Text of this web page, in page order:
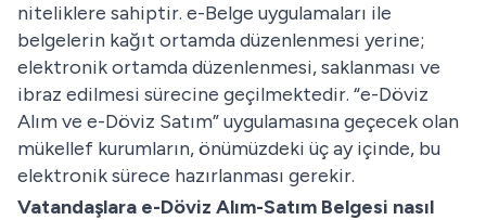
niteliklere sahiptir. e-Belge uygulamaları ile
belgelerin kağıt ortamda düzenlenmesi yerine;
elektronik ortamda düzenlenmesi, saklanması ve
ibraz edilmesi sürecine geçilmektedir. “e-Döviz
Alım ve e-Döviz Satım” uygulamasına geçecek olan
mükellef kurumların, önümüzdeki üç ay içinde, bu
elektronik sürece hazırlanması gerekir.
Vatandaşlara e-Döviz Alım-Satım Belgesi nasıl